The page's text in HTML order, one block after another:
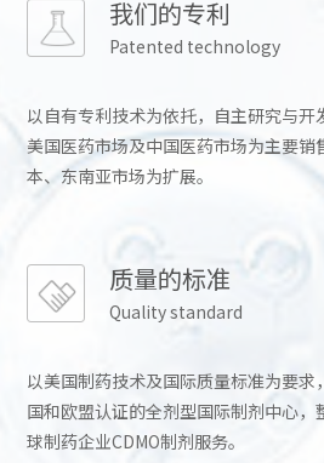
我们的专利
Patented technology
以自有专利技术为依托，自主研究与开
美国医药市场及中国医药市场为主要销
本、东南亚市场为扩展。
质量的标准
Quality standard
以美国制药技术及国际质量标准为要
国和欧盟认证的全剂型国际制剂中心，
球制药企业CDMO制剂服务。